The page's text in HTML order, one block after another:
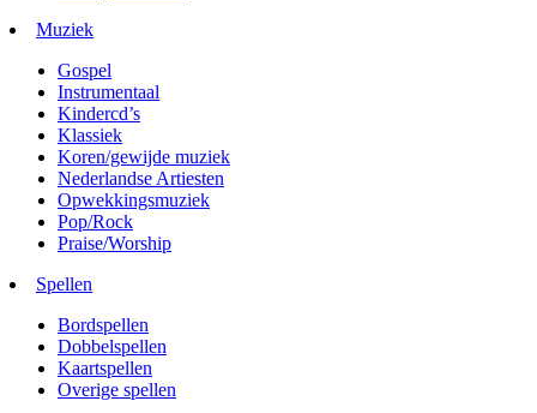
Muziek
Gospel
Instrumentaal
Kindercd’s
Klassiek
Koren/gewijde muziek
Nederlandse Artiesten
Opwekkingsmuziek
Pop/Rock
Praise/Worship
Spellen
Bordspellen
Dobbelspellen
Kaartspellen
Overige spellen